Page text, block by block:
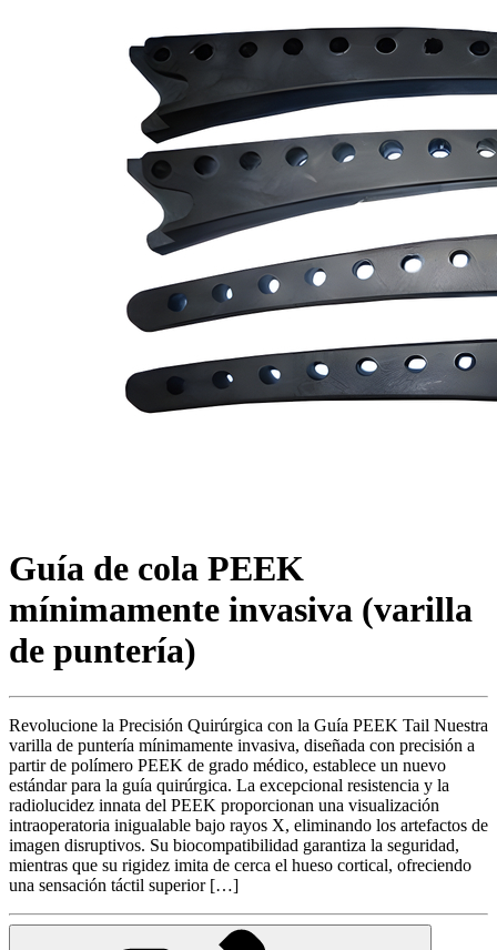
Guía de cola PEEK
mínimamente invasiva (varilla
de puntería)
Revolucione la Precisión Quirúrgica con la Guía PEEK Tail Nuestra
varilla de puntería mínimamente invasiva, diseñada con precisión a
partir de polímero PEEK de grado médico, establece un nuevo
estándar para la guía quirúrgica. La excepcional resistencia y la
radiolucidez innata del PEEK proporcionan una visualización
intraoperatoria inigualable bajo rayos X, eliminando los artefactos de
imagen disruptivos. Su biocompatibilidad garantiza la seguridad,
mientras que su rigidez imita de cerca el hueso cortical, ofreciendo
una sensación táctil superior […]